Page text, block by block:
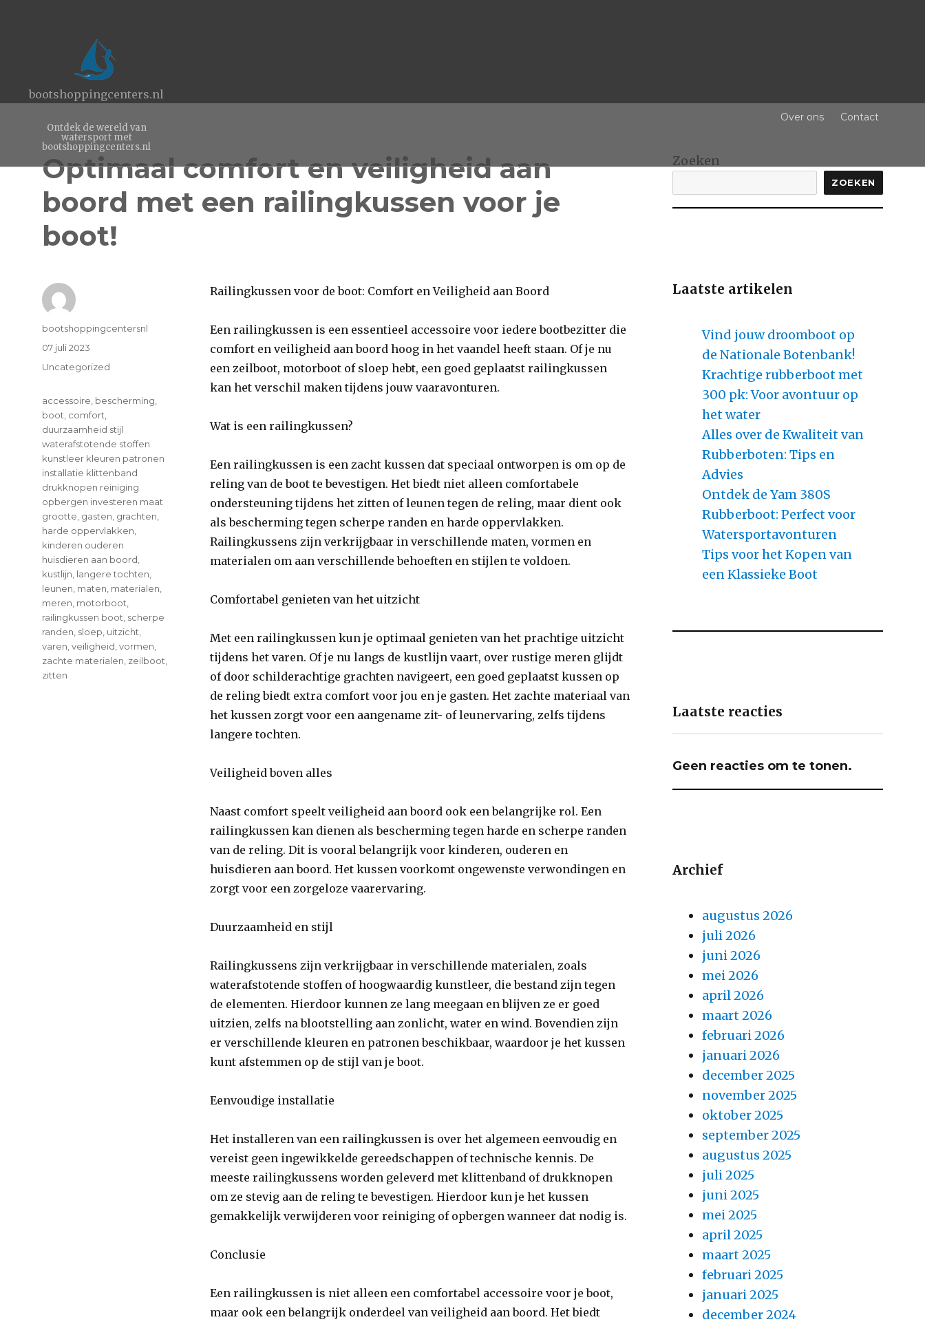
bootshoppingcenters.nl
Ontdek de wereld van
watersport met
bootshoppingcenters.nl
Over ons Contact
Optimaal comfort en veiligheid aan
boord met een railingkussen voor je
boot!
Railingkussen voor de boot: Comfort en Veiligheid aan Boord
Een railingkussen is een essentieel accessoire voor iedere bootbezitter die
comfort en veiligheid aan boord hoog in het vaandel heeft staan. Of je nu
een zeilboot, motorboot of sloep hebt, een goed geplaatst railingkussen
kan het verschil maken tijdens jouw vaaravonturen.
Wat is een railingkussen?
Een railingkussen is een zacht kussen dat speciaal ontworpen is om op de
reling van de boot te bevestigen. Het biedt niet alleen comfortabele
ondersteuning tijdens het zitten of leunen tegen de reling, maar dient ook
als bescherming tegen scherpe randen en harde oppervlakken.
Railingkussens zijn verkrijgbaar in verschillende maten, vormen en
materialen om aan verschillende behoeften en stijlen te voldoen.
Comfortabel genieten van het uitzicht
Met een railingkussen kun je optimaal genieten van het prachtige uitzicht
tijdens het varen. Of je nu langs de kustlijn vaart, over rustige meren glijdt
of door schilderachtige grachten navigeert, een goed geplaatst kussen op
de reling biedt extra comfort voor jou en je gasten. Het zachte materiaal van
het kussen zorgt voor een aangename zit- of leunervaring, zelfs tijdens
langere tochten.
Veiligheid boven alles
Naast comfort speelt veiligheid aan boord ook een belangrijke rol. Een
railingkussen kan dienen als bescherming tegen harde en scherpe randen
van de reling. Dit is vooral belangrijk voor kinderen, ouderen en
huisdieren aan boord. Het kussen voorkomt ongewenste verwondingen en
zorgt voor een zorgeloze vaarervaring.
Duurzaamheid en stijl
Railingkussens zijn verkrijgbaar in verschillende materialen, zoals
waterafstotende stoffen of hoogwaardig kunstleer, die bestand zijn tegen
de elementen. Hierdoor kunnen ze lang meegaan en blijven ze er goed
uitzien, zelfs na blootstelling aan zonlicht, water en wind. Bovendien zijn
er verschillende kleuren en patronen beschikbaar, waardoor je het kussen
kunt afstemmen op de stijl van je boot.
Eenvoudige installatie
Het installeren van een railingkussen is over het algemeen eenvoudig en
vereist geen ingewikkelde gereedschappen of technische kennis. De
meeste railingkussens worden geleverd met klittenband of drukknopen
om ze stevig aan de reling te bevestigen. Hierdoor kun je het kussen
gemakkelijk verwijderen voor reiniging of opbergen wanneer dat nodig is.
Conclusie
Een railingkussen is niet alleen een comfortabel accessoire voor je boot,
maar ook een belangrijk onderdeel van veiligheid aan boord. Het biedt
Author
bootshoppingcentersnl
Posted
07 juli 2023
Categories
Uncategorized
Tags
accessoire bescherming
boot comfort
duurzaamheid stijl
waterafstotende stoffen
kunstleer kleuren patronen
installatie klittenband
drukknopen reiniging
opbergen investeren maat
grootte gasten grachten
harde oppervlakken
kinderen ouderen
huisdieren aan boord
kustlijn langere tochten
leunen maten materialen
meren motorboot
railingkussen boot scherpe
randen sloep uitzicht
varen ,veiligheid ,vormen
zachte materialen zeilboot
zitten
Zoeken
ZOEKEN
Laatste artikelen
Vind jouw droomboot op
de Nationale Botenbank!
Krachtige rubberboot met
300 pk: Voor avontuur op
het water
Alles over de Kwaliteit van
Rubberboten: Tips en
Advies
Ontdek de Yam 380S
Rubberboot: Perfect voor
Watersportavonturen
Tips voor het Kopen van
een Klassieke Boot
Laatste reacties
Geen reacties om te tonen.
Archief
augustus 2026
juli 2026
juni 2026
mei 2026
april 2026
maart 2026
februari 2026
januari 2026
december 2025
november 2025
oktober 2025
september 2025
augustus 2025
juli 2025
juni 2025
mei 2025
april 2025
maart 2025
februari 2025
januari 2025
december 2024